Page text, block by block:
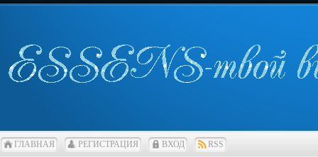
ГЛАВНАЯ РЕГИСТРАЦИЯ ВХОД RSS